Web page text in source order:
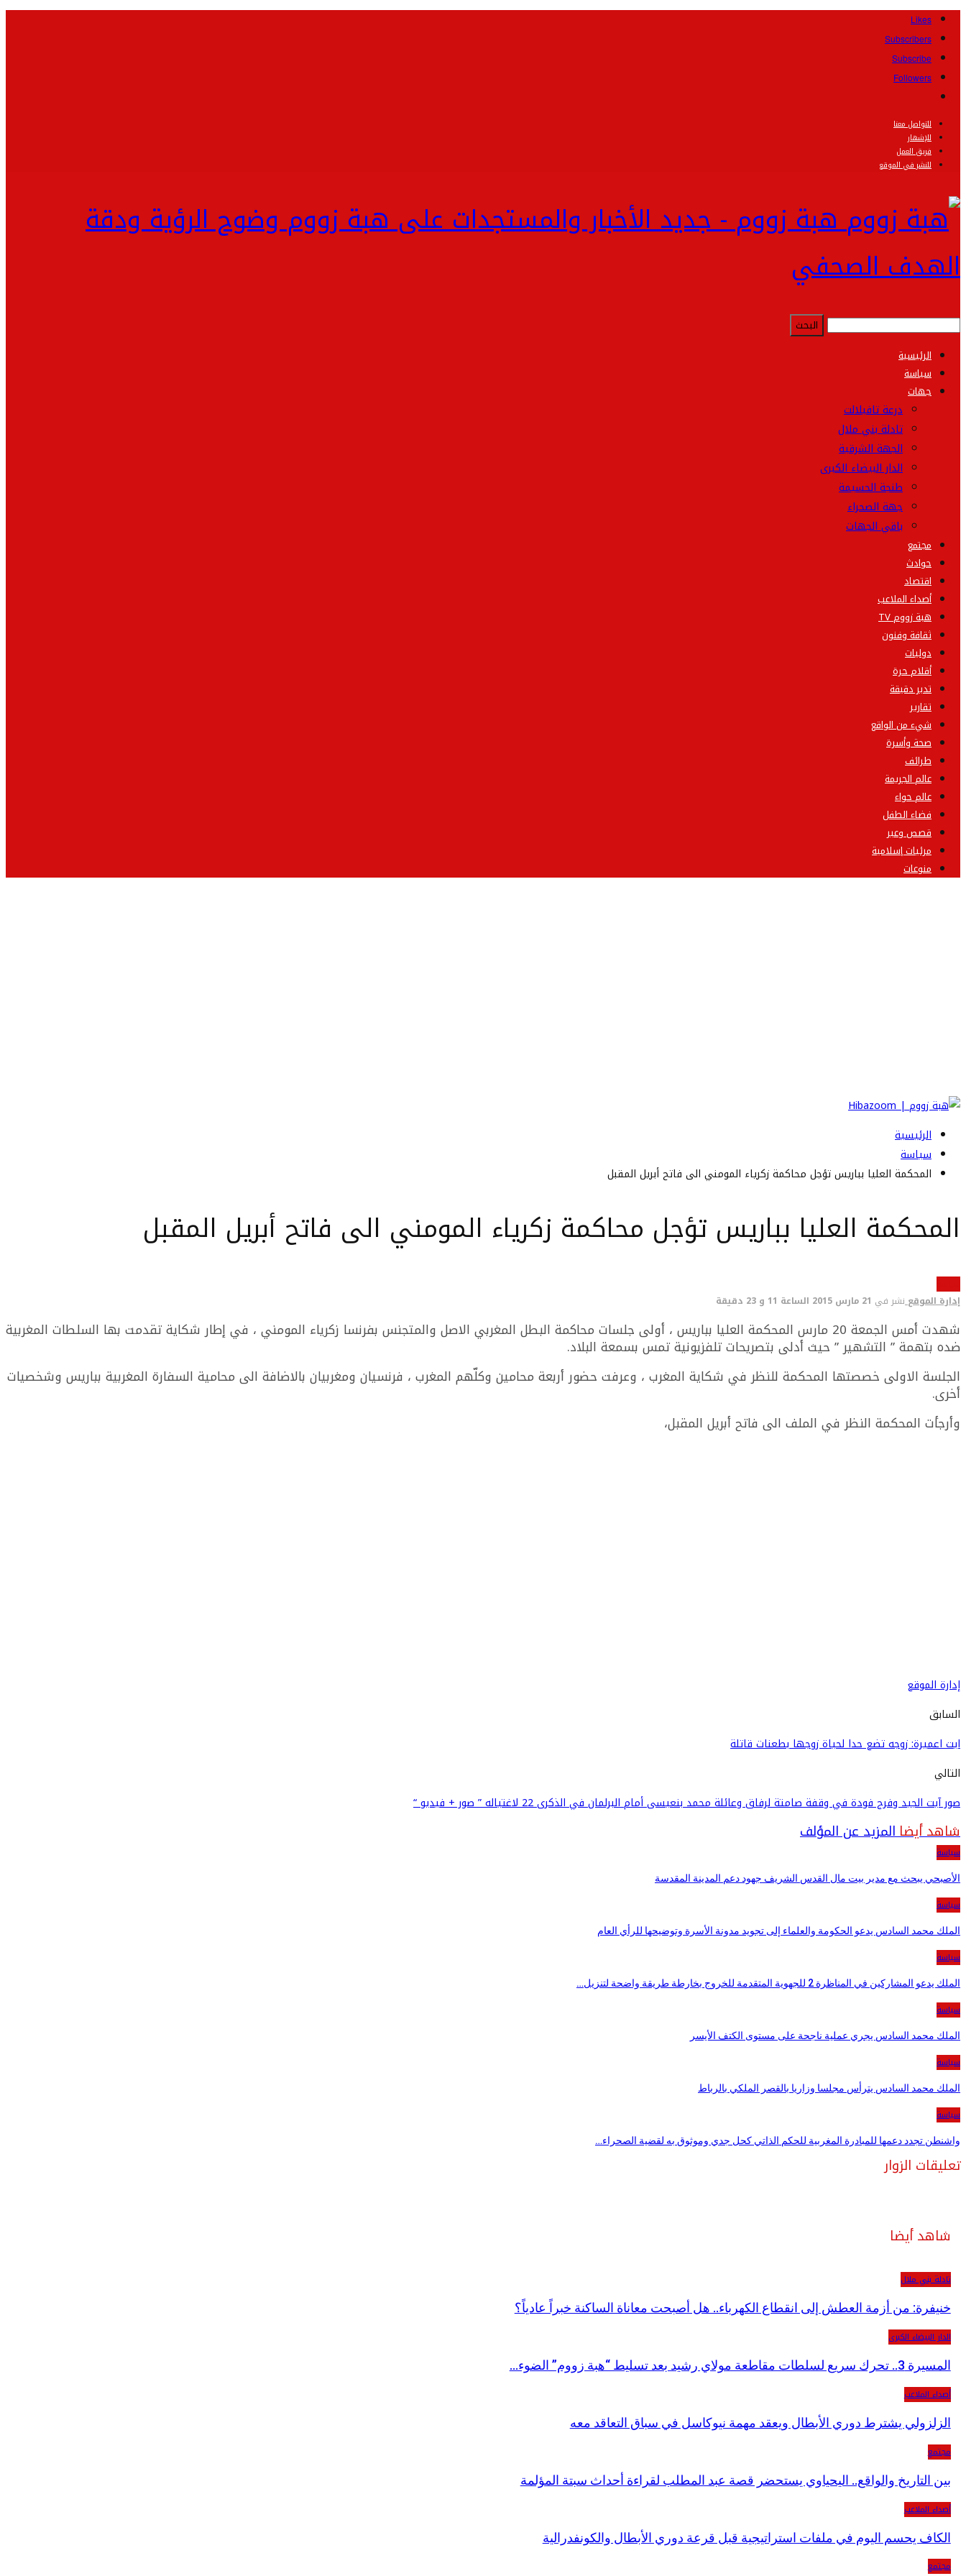
Likes
Subscribers
Subscribe
Followers
للتواصل معنا
للإشهار
فريق العمل
للنشر في الموقع
هبة زووم - جديد الأخبار والمستجدات على هبة زووم وضوح الرؤية ودقة
الهدف الصحفي
الرئيسية
سياسة
جهات
درعة تافيلالت
تادلة بني ملال
الجهة الشرقية
الدار البيضاء الكبرى
طنجة الحسيمة
جهة الصحراء
باقي الجهات
مجتمع
حوادث
اقتصاد
أصداء الملاعب
هبة زووم TV
ثقافة وفنون
دوليات
أقلام حرة
تدبر دقيقة
تقارير
شيء من الواقع
صحة وأسرة
طرائف
عالم الجريمة
عالم حواء
فضاء الطفل
قصص وعبر
مرئيات إسلامية
منوعات
الرئيسية
سياسة
المحكمة العليا بباريس تؤجل محاكمة زكرياء المومني الى فاتح أبريل المقبل
المحكمة العليا بباريس تؤجل محاكمة زكرياء المومني الى فاتح أبريل المقبل
إدارة الموقع نشر في 21 مارس 2015 الساعة 11 و 23 دقيقة
شهدت أمس الجمعة 20 مارس المحكمة العليا بباريس ، أولى جلسات محاكمة البطل المغربي الاصل والمتجنس بفرنسا زكرياء المومني ، في إطار شكاية تقدمت بها السلطات المغربية
ضده بتهمة ” التشهير ” حيث أدلى بتصريحات تلفزيونية تمس بسمعة البلاد.
الجلسة الاولى خصصتها المحكمة للنظر في شكاية المغرب ، وعرفت حضور أربعة محامين وكلّهم المغرب ، فرنسيان ومغربيان بالاضافة الى محامية السفارة المغربية بباريس وشخصيات
أخرى.
وأرجأت المحكمة النظر في الملف الى فاتح أبريل المقبل،
إدارة الموقع
السابق
ايت اعميرة: زوجه تضع حدا لحياة زوجها بطعنات قاتلة
التالي
صور آيت الجيد وفرج فودة في وقفة صامتة لرفاق وعائلة محمد بنعيسى أمام البرلمان في الذكرى 22 لاغتياله ” صور + فيديو “
شاهد أيضاالمزيد عن المؤلف
سياسة
الأصبحي يبحث مع مدير بيت مال القدس الشريف جهود دعم المدينة المقدسة
سياسة
الملك محمد السادس يدعو الحكومة والعلماء إلى تجويد مدونة الأسرة وتوضيحها للرأي العام
سياسة
الملك يدعو المشاركين في المناظرة 2 للجهوية المتقدمة للخروج بخارطة طريقة واضحة لتنزيل…
سياسة
الملك محمد السادس يجري عملية ناجحة على مستوى الكتف الأيسر
سياسة
الملك محمد السادس يترأس مجلسا وزاريا بالقصر الملكي بالرباط
سياسة
واشنطن تجدد دعمها للمبادرة المغربية للحكم الذاتي كحل جدي وموثوق به لقضية الصحراء…
تعليقات الزوار
شاهد أيضا
تادلة بني ملال
خنيفرة: من أزمة العطش إلى انقطاع الكهرباء.. هل أصبحت معاناة الساكنة خبراً عادياً؟
الدار البيضاء الكبرى
المسيرة 3.. تحرك سريع لسلطات مقاطعة مولاي رشيد بعد تسليط “هبة زووم” الضوء…
أصداء الملاعب
الزلزولي يشترط دوري الأبطال ويعقد مهمة نيوكاسل في سباق التعاقد معه
مجتمع
بين التاريخ والواقع.. اليحياوي يستحضر قصة عبد المطلب لقراءة أحداث سبتة المؤلمة
أصداء الملاعب
الكاف يحسم اليوم في ملفات استراتيجية قبل قرعة دوري الأبطال والكونفدرالية
مجتمع